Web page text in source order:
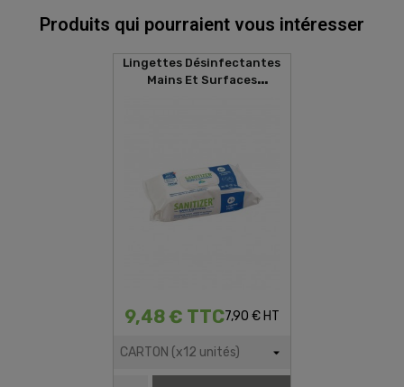
Produits qui pourraient vous intéresser
Lingettes Désinfectantes
Mains Et Surfaces
9,48 € TTC7,90 € HT